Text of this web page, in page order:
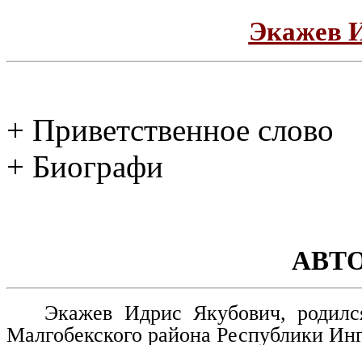
Экажев
+ Приветственное слово
+ Биографи
Экажев Идрис Якубович,
Малгобекского района Республики